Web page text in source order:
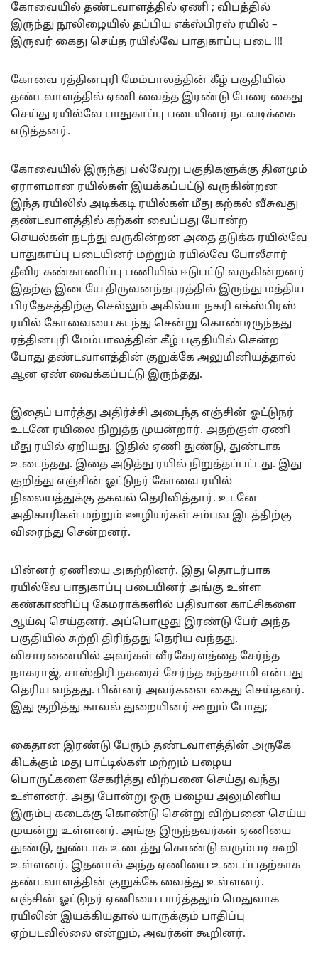
கோவையில் தண்டவாளத்தில் ஏணி ; விபத்தில்
இருந்து நூலிழையில் தப்பிய எக்ஸ்பிரஸ் ரயில் –
இருவர் கைது செய்த ரயில்வே பாதுகாப்பு படை !!!
கோவை ரத்தினபுரி மேம்பாலத்தின் கீழ் பகுதியில்
தண்டவாளத்தில் ஏணி வைத்த இரண்டு பேரை கைது
செய்து ரயில்வே பாதுகாப்பு படையினர் நடவடிக்கை
எடுத்தனர்.
கோவையில் இருந்து பல்வேறு பகுதிகளுக்கு தினமும்
ஏராளமான ரயில்கள் இயக்கப்பட்டு வருகின்றன
இந்த ரயிலில் அடிக்கடி ரயில்கள் மீது கற்கல் வீசுவது
தண்டவாளத்தில் கற்கள் வைப்பது போன்ற
செயல்கள் நடந்து வருகின்றன அதை தடுக்க ரயில்வே
பாதுகாப்பு படையினர் மற்றும் ரயில்வே போலீசார்
தீவிர கண்காணிப்பு பணியில் ஈடுபட்டு வருகின்றனர்
இதற்கு இடையே திருவனந்தபுரத்தில் இருந்து மத்திய
பிரதேசத்திற்கு செல்லும் அகில்யா நகரி எக்ஸ்பிரஸ்
ரயில் கோவையை கடந்து சென்று கொண்டிருந்தது
ரத்தினபுரி மேம்பாலத்தின் கீழ் பகுதியில் சென்ற
போது தண்டவாளத்தின் குறுக்கே அலுமினியத்தால்
ஆன ஏண் வைக்கப்பட்டு இருந்தது.
இதைப் பார்த்து அதிர்ச்சி அடைந்த எஞ்சின் ஓட்டுநர்
உடனே ரயிலை நிறுத்த முயன்றார். அதற்குள் ஏணி
மீது ரயில் ஏறியது. இதில் ஏணி துண்டு, துண்டாக
உடைந்தது. இதை அடுத்து ரயில் நிறுத்தப்பட்டது. இது
குறித்து எஞ்சின் ஓட்டுநர் கோவை ரயில்
நிலையத்துக்கு தகவல் தெரிவித்தார். உடனே
அதிகாரிகள் மற்றும் ஊழியர்கள் சம்பவ இடத்திற்கு
விரைந்து சென்றனர்.
பின்னர் ஏணியை அகற்றினர். இது தொடர்பாக
ரயில்வே பாதுகாப்பு படையினர் அங்கு உள்ள
கண்காணிப்பு கேமராக்களில் பதிவான காட்சிகளை
ஆய்வு செய்தனர். அப்பொழுது இரண்டு பேர் அந்த
பகுதியில் சுற்றி திரிந்தது தெரிய வந்தது.
விசாரணையில் அவர்கள் வீரகேரளத்தை சேர்ந்த
நாகராஜ், சாஸ்திரி நகரைச் சேர்ந்த கந்தசாமி என்பது
தெரிய வந்தது. பின்னர் அவர்களை கைது செய்தனர்.
இது குறித்து காவல் துறையினர் கூறும் போது;
கைதான இரண்டு பேரும் தண்டவாளத்தின் அருகே
கிடக்கும் மது பாட்டில்கள் மற்றும் பழைய
பொருட்களை சேகரித்து விற்பனை செய்து வந்து
உள்ளனர். அது போன்று ஒரு பழைய அலுமினிய
இரும்பு கடைக்கு கொண்டு சென்று விற்பனை செய்ய
முயன்று உள்ளனர். அங்கு இருந்தவர்கள் ஏணியை
துண்டு, துண்டாக உடைத்து கொண்டு வரும்படி கூறி
உள்ளனர். இதனால் அந்த ஏணியை உடைப்பதற்காக
தண்டவாளத்தின் குறுக்கே வைத்து உள்ளனர்.
எஞ்சின் ஓட்டுநர் ஏணியை பார்த்ததும் மெதுவாக
ரயிலின் இயக்கியதால் யாருக்கும் பாதிப்பு
ஏற்படவில்லை என்றும், அவர்கள் கூறினர்.